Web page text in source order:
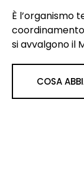
È l’organismo
si avvalgono il
COSA